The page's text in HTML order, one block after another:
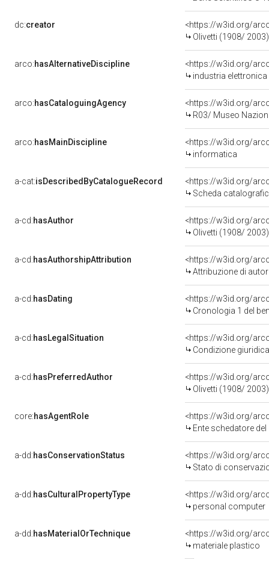
dc:creator
<https://w3id.org/
Olivetti (1908/ 2003)
arco:hasAlternativeDiscipline
<https://w3id.org/
industria
arco:hasCataloguingAgency
<https://w3id.org/
R03/ Museo
arco:hasMainDiscipline
<https://w3id.org/
informatica
a-cat:isDescribedByCatalogueRecord
<https://w3id.org/
Scheda
a-cd:hasAuthor
<https://w3id.org/
Olivetti (1908/ 2003)
a-cd:hasAuthorshipAttribution
<https://w3id.org/
Attribuzione di
a-cd:hasDating
<https://w3id.org/
Cronologia 1 del
a-cd:hasLegalSituation
Condizione
a-cd:hasPreferredAuthor
<https://w3id.org/
Olivetti (1908/ 2003)
core:hasAgentRole
<https://w3id.org/
Ente schedatore del
a-dd:hasConservationStatus
Stato di
a-dd:hasCulturalPropertyType
personal computer
a-dd:hasMaterialOrTechnique
<https://w3id.org/
materiale plastico